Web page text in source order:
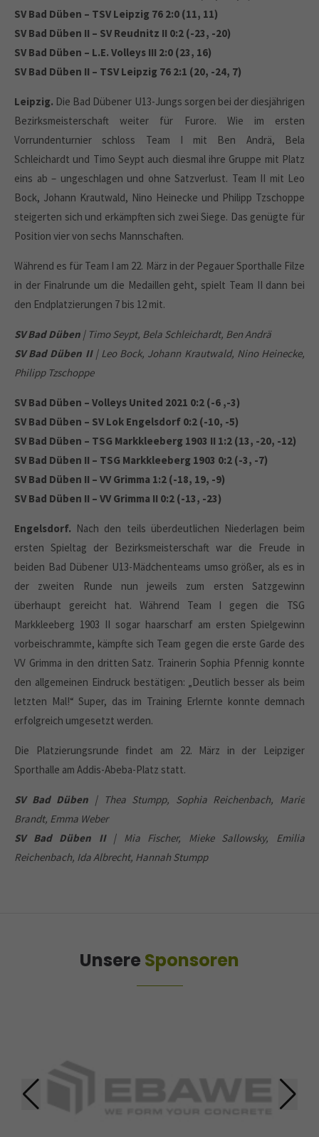
SV Bad Düben – TSV Leipzig 76 2:0 (11, 11)
SV Bad Düben II – SV Reudnitz II 0:2 (-23, -20)
SV Bad Düben – L.E. Volleys III 2:0 (23, 16)
SV Bad Düben II – TSV Leipzig 76 2:1 (20, -24, 7)
Leipzig. Die Bad Dübener U13-Jungs sorgen bei der diesjährigen
Bezirksmeisterschaft weiter für Furore. Wie im ersten
Vorrundenturnier schloss Team I mit Ben Andrä, Bela
Schleichardt und Timo Seypt auch diesmal ihre Gruppe mit Platz
eins ab – ungeschlagen und ohne Satzverlust. Team II mit Leo
Bock, Johann Krautwald, Nino Heinecke und Philipp Tzschoppe
steigerten sich und erkämpften sich zwei Siege. Das genügte für
Position vier von sechs Mannschaften.
Während es für Team I am 22. März in der Pegauer Sporthalle Filze
in der Finalrunde um die Medaillen geht, spielt Team II dann bei
den Endplatzierungen 7 bis 12 mit.
SV Bad Düben | Timo Seypt, Bela Schleichardt, Ben Andrä
SV Bad Düben II| Leo Bock, Johann Krautwald, Nino Heinecke,
Philipp Tzschoppe
SV Bad Düben – Volleys United 2021 0:2 (-6 ,-3)
SV Bad Düben – SV Lok Engelsdorf 0:2 (-10, -5)
SV Bad Düben – TSG Markkleeberg 1903 II 1:2 (13, -20, -12)
SV Bad Düben II – TSG Markkleeberg 1903 0:2 (-3, -7)
SV Bad Düben II – VV Grimma 1:2 (-18, 19, -9)
SV Bad Düben II – VV Grimma II 0:2 (-13, -23)
Engelsdorf. Nach den teils überdeutlichen Niederlagen beim
ersten Spieltag der Bezirksmeisterschaft war die Freude in
beiden Bad Dübener U13-Mädchenteams umso größer, als es in
der zweiten Runde nun jeweils zum ersten Satzgewinn
überhaupt gereicht hat. Während Team I gegen die TSG
Markkleeberg 1903 II sogar haarscharf am ersten Spielgewinn
vorbeischrammte, kämpfte sich Team gegen die erste Garde des
VV Grimma in den dritten Satz. Trainerin Sophia Pfennig konnte
den allgemeinen Eindruck bestätigen: „Deutlich besser als beim
letzten Mal!“ Super, das im Training Erlernte konnte demnach
erfolgreich umgesetzt werden.
Die Platzierungsrunde findet am 22. März in der Leipziger
Sporthalle am Addis-Abeba-Platz statt.
SV Bad Düben | Thea Stumpp, Sophia Reichenbach, Marie
Brandt, Emma Weber
SV Bad Düben II| Mia Fischer, Mieke Sallowsky, Emilia
Reichenbach, Ida Albrecht, Hannah Stumpp
Unsere Sponsoren